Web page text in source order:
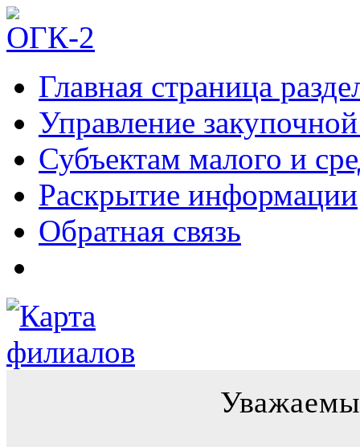
Главная страница
Управление
Субъектам малого и
Раскрытие информации
Обратная связь